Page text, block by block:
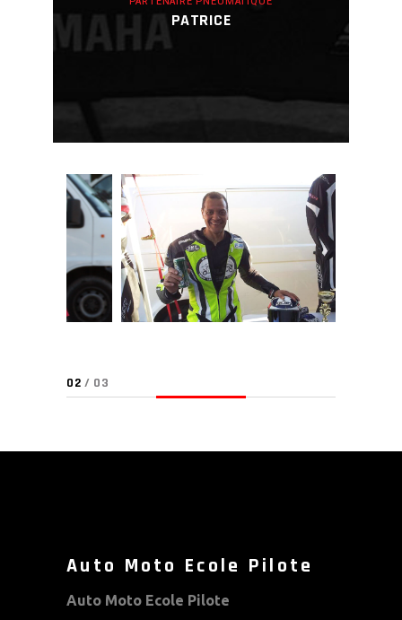
PATRICE
Auto Moto Ecole Pilote
Auto Moto Ecole Pilote